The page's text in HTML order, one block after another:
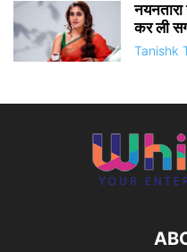
कर ली
Tanishk